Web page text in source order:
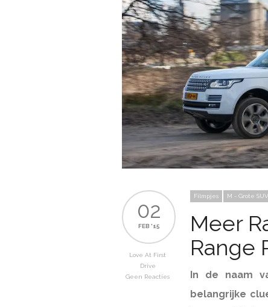
02
FEB '15
Love At First
Drive
Geen Reacties
Filmpjes M - Grote
Meer
Range
In de naam
belangrijke